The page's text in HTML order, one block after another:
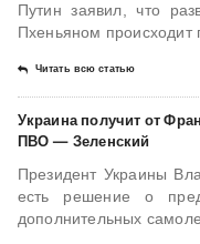
Путин заявил, что
Пхеньяном происходит
Читать всю статью
Украина получит от
ПВО — Зеленский
Президент Украины
есть решение о
дополнительных